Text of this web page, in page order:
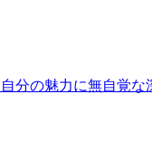
分の魅力に無自覚な